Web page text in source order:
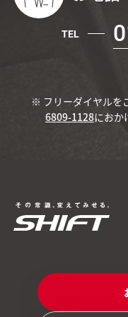
TEL
※ フリーダイヤルを
6809-1128におか